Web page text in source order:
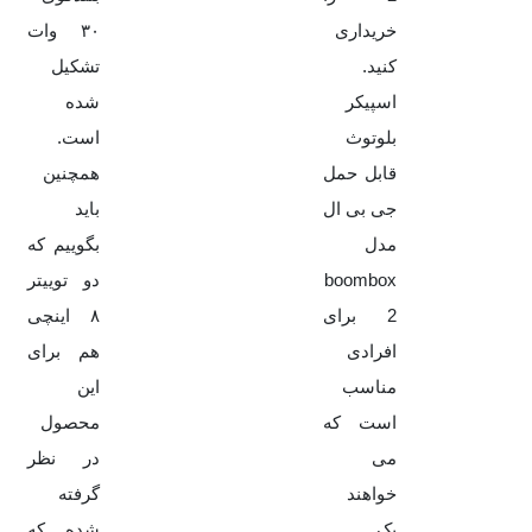
خریداری
کنید.
اسپیکر
بلوتوث
قابل حمل
جی بی ال
مدل
boombox
2 برای
افرادی
مناسب
است که
می
خواهند
۳۰ وات
تشکیل
شده
است.
همچنین
باید
بگوییم که
دو توییتر
۸ اینچی
هم برای
این
محصول
در نظر
گرفته